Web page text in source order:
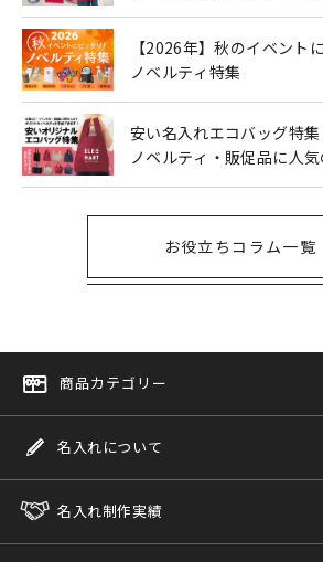
【2026年】秋のイベント
ノベルティ特集
安い名入れエコバッグ特
ノベルティ・販促品に人
お役立ちコラム一覧
商品カテゴリー
名入れについて
名入れ制作実績